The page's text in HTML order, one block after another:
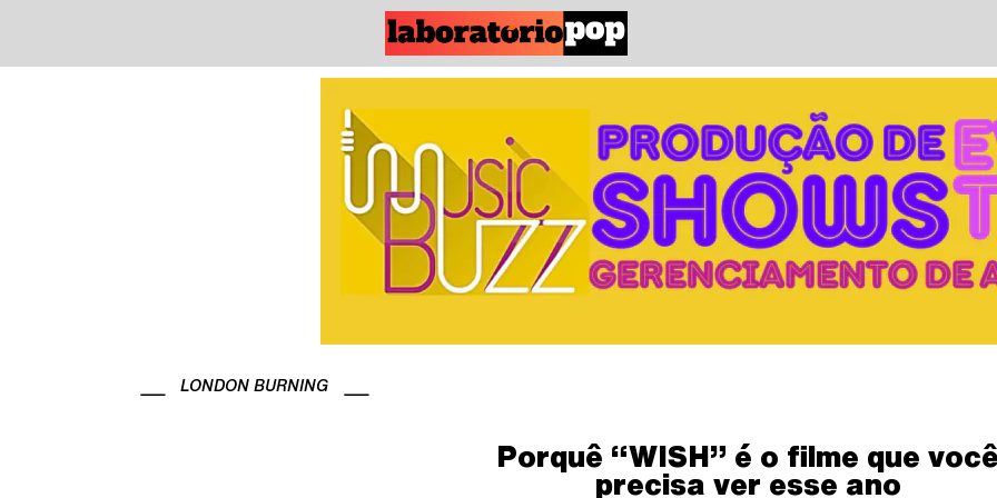
LONDON BURNING
Porquê “WISH” é o filme que
precisa ver esse ano